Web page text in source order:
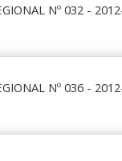
Nº 032 -
Nº 036 -